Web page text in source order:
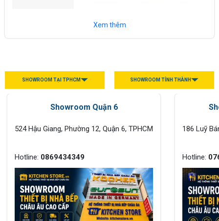
máy hút...
Xem thêm
SHOWROOM TẠI TPHCM SHOWROOM TỈNH THÀNH
Showroom Quận 6
524 Hậu Giang, Phường 12, Quận 6, TPHCM
Hotline: 0869434349
186 Luỹ
Hotline: